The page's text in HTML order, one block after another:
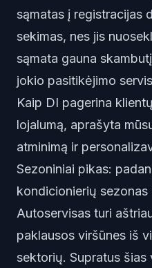
sąmatas į registracijas
sekimas, nes jis
sąmata gauna
jokio pasitikėjimo
Kaip DI pagerina
lojalumą, aprašyta
atminimą ir
Sezoniniai pikas:
kondicionierių sezonas
Autoservisas turi
paklausos viršūnes iš
sektorių. Supratus šias